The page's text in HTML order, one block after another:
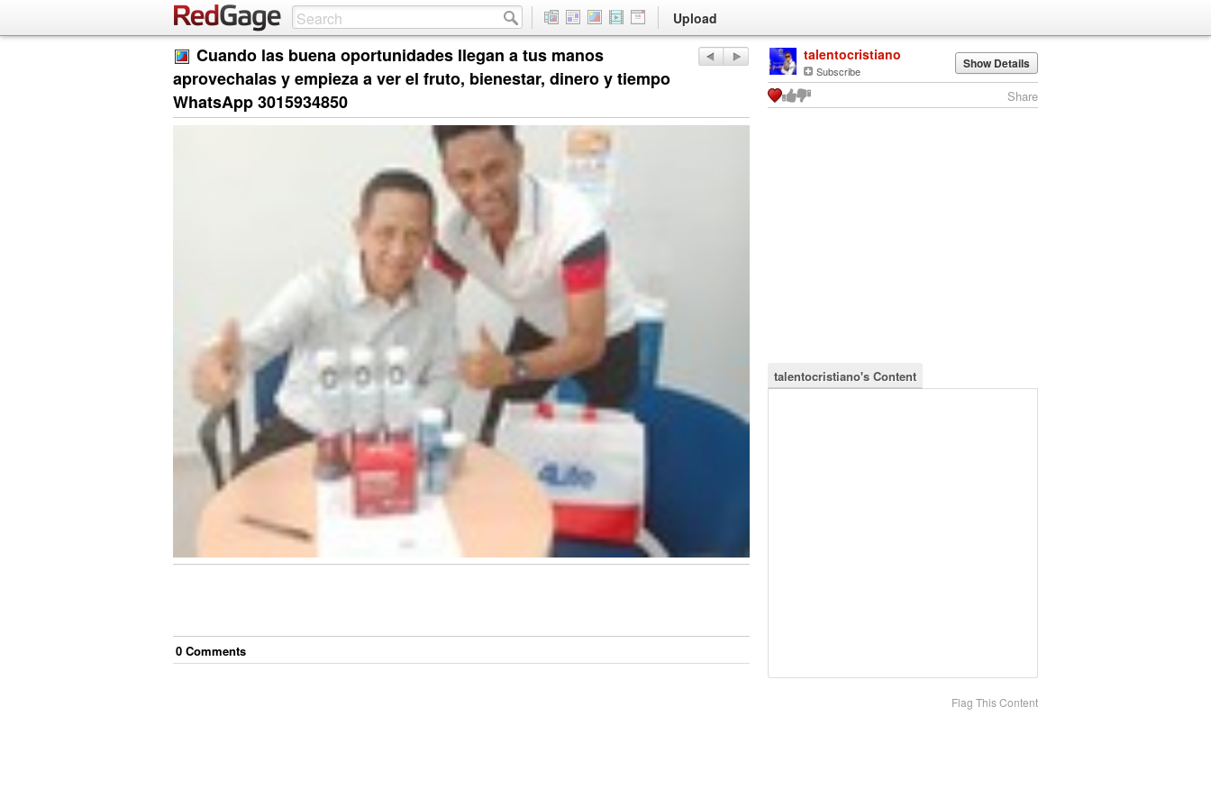
Upload
Cuando las buena oportunidades llegan a tus manos
aprovechalas y empieza a ver el fruto, bienestar, dinero y tiempo
WhatsApp 3015934850
0 Comments
talentocristiano
Subscribe Show Details
Share
talentocristiano's Content
Flag This Content